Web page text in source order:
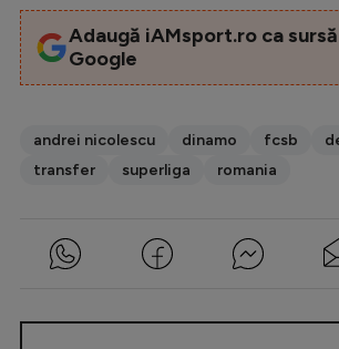
Adaugă iAMsport.ro ca
Google
andrei nicolescu dinamo fcsb
transfer
superliga romania